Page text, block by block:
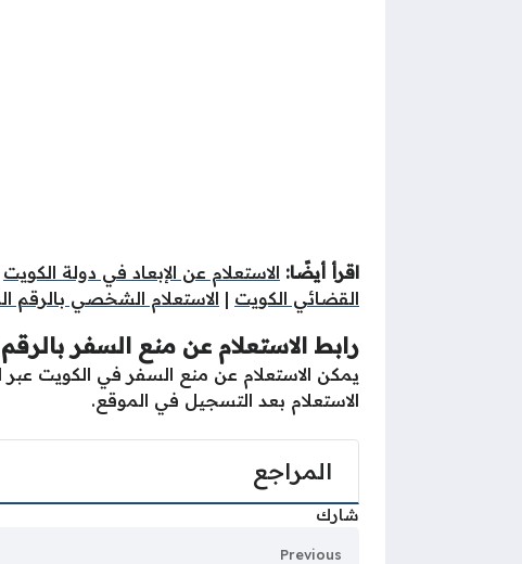
اقرأ أيضًا: الاستعلام عن الإبعاد في دولة الكويت
القضائي الكويت | الاستعلام الشخصي بالرقم
رابط الاستعلام عن منع السفر
يمكن الاستعلام عن منع السفر في الكويت عبر
الاستعلام بعد التسجيل في الموقع.
المراجع
شارك
Previous